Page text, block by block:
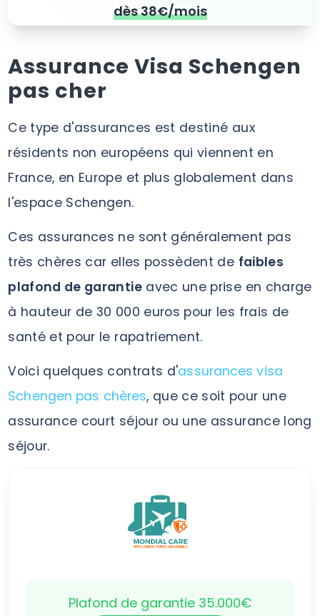
dès 38€/mois
Assurance Visa Schengen
pas cher
Ce type d'assurances est destiné aux
résidents non européens qui viennent en
France, en Europe et plus globalement dans
l'espace Schengen.
Ces assurances ne sont généralement pas
très chères car elles possèdent de faibles
plafond de garantieavec une prise en charge
à hauteur de 30 000 euros pour les frais de
santé et pour le rapatriement.
Voici quelques contrats d'assurances visa
Schengen pas chères, que ce soit pour une
assurance court séjour ou une assurance long
séjour.
Plafond de garantie 35.000€